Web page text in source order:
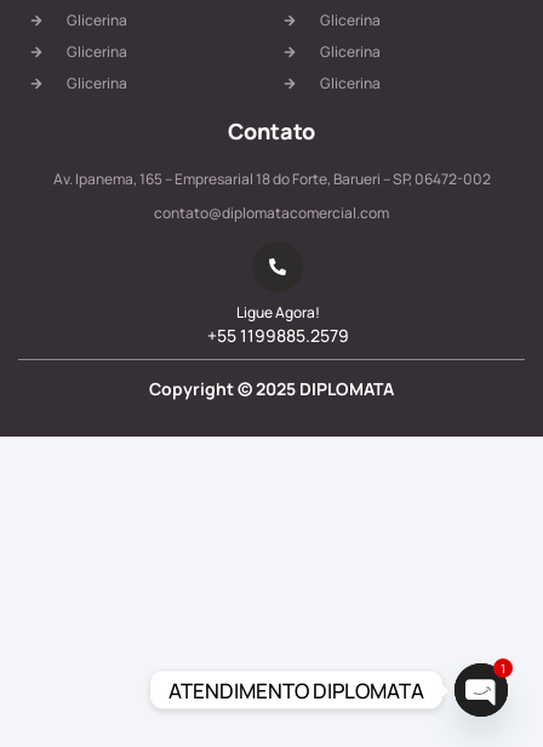
Glicerina
Glicerina
Glicerina
Glicerina
Glicerina
Glicerina
Contato
Av. Ipanema, 165 – Empresarial 18 do Forte, Barueri – SP, 06472-002
contato@diplomatacomercial.com
Ligue Agora!
+55 1199885.2579
Copyright ©2025 DIPLOMATA
ATENDIMENTO DIPLOMATA
1